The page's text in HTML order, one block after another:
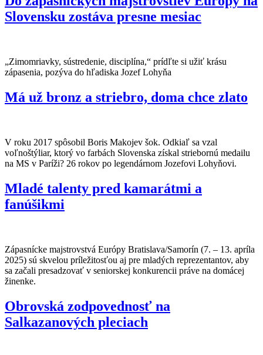
Slovensku zostáva presne mesiac
„Zimomriavky, sústredenie, disciplína,“ prídľte si užiť krásu
zápasenia, pozýva do hľadiska Jozef Lohyňa
Má už bronz a striebro, doma chce zlato
V roku 2017 spôsobil Boris Makojev šok. Odkiaľ sa vzal
voľnoštýliar, ktorý vo farbách Slovenska získal striebornú medailu
na MS v Paríži? 26 rokov po legendárnom Jozefovi Lohyňovi.
Mladé talenty pred kamarátmi a
fanúšikmi
Zápasnícke majstrovstvá Európy Bratislava/Samorín (7. – 13. apríla
2025) sú skvelou príležitosťou aj pre mladých reprezentantov, aby
sa začali presadzovať v seniorskej konkurencii práve na domácej
žinenke.
Obrovská zodpovednosť na
Salkazanových pleciach